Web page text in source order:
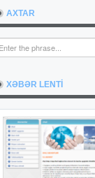
AXTAR
XƏBƏR LENTİ